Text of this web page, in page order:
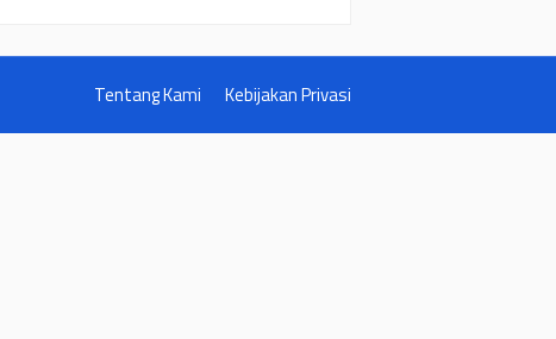
Tentang Kami Kebijakan Privasi